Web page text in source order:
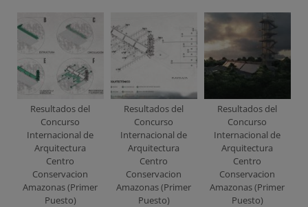
Resultados del
Concurso
Internacional de
Arquitectura
Centro
Conservacion
Amazonas (Primer
Puesto)
Resultados del
Concurso
Internacional de
Arquitectura
Centro
Conservacion
Amazonas (Primer
Puesto)
Resultados del
Concurso
Internacional de
Arquitectura
Centro
Conservacion
Amazonas (Primer
Puesto)